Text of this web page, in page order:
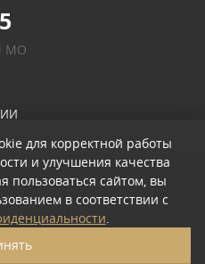
МО
СВЕТИЛЬНИКОВ.
для корректной работы
и улучшения качества
пользоваться сайтом, вы
в соответствии с
.